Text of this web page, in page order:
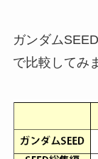
ガンダム
で比較してみ